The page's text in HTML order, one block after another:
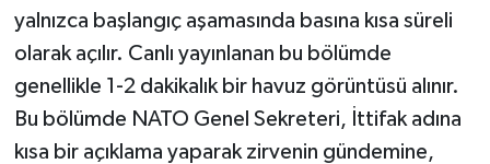
yalnızca başlangıç aşamasında basına kısa süreli
olarak açılır. Canlı yayınlanan bu bölümde
genellikle 1-2 dakikalık bir havuz görüntüsü alınır.
Bu bölümde NATO Genel Sekreteri, İttifak adına
kısa bir açıklama yaparak zirvenin gündemine,